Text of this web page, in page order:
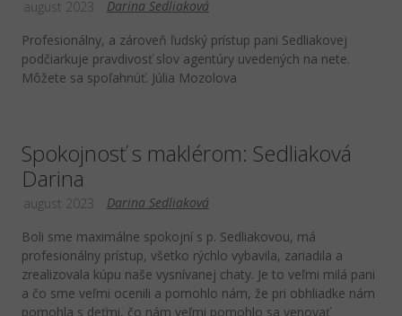
Darina Sedliaková
august 2023
Profesionálny, a zároveň ľudský prístup pani Sedliakovej
podčiarkuje pravdivosť slov agentúry uvedených na nete.
Môžete sa spoľahnúť. Júlia Mozolova
Spokojnosť s maklérom: Sedliaková
Darina
Darina Sedliaková
august 2023
Boli sme maximálne spokojní s p. Sedliakovou, má
profesionálny prístup, všetko rýchlo vybavila, zariadila a
zrealizovala kúpu naše vysnívanej chaty. Je to veľmi milá pani
a čo sme veľmi ocenili a pomohlo nám, že pri obhliadke nám
pomohla s deťmi, čo nám veľmi pomohlo sa venovať